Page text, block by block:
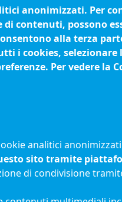
anonimizzati. Per
contenuti, possono
alla terza
i cookies, selezionare
Per vedere la
analitici anonimizzati
sito tramite
di condivisione